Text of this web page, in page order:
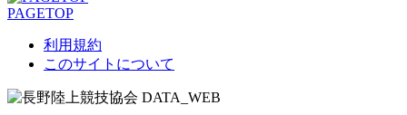
PAGETOP
利用規約
このサイトについて